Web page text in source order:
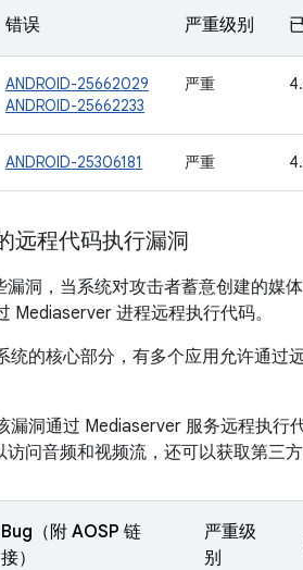
错误 严重级别
ANDROID-25662029
ANDROID-25662233
严重
ANDROID-25306181 严重
远程代码执行漏洞
漏洞，当系统对攻击者蓄意创建的媒
Mediaserver 进程远程执行代码。
统的核心部分，有多个应用允许通过
漏洞通过 Mediaserver 服务远程执行
问音频和视频流，还可以获取第三
Bug（附 AOSP 链
接）
严重级
别